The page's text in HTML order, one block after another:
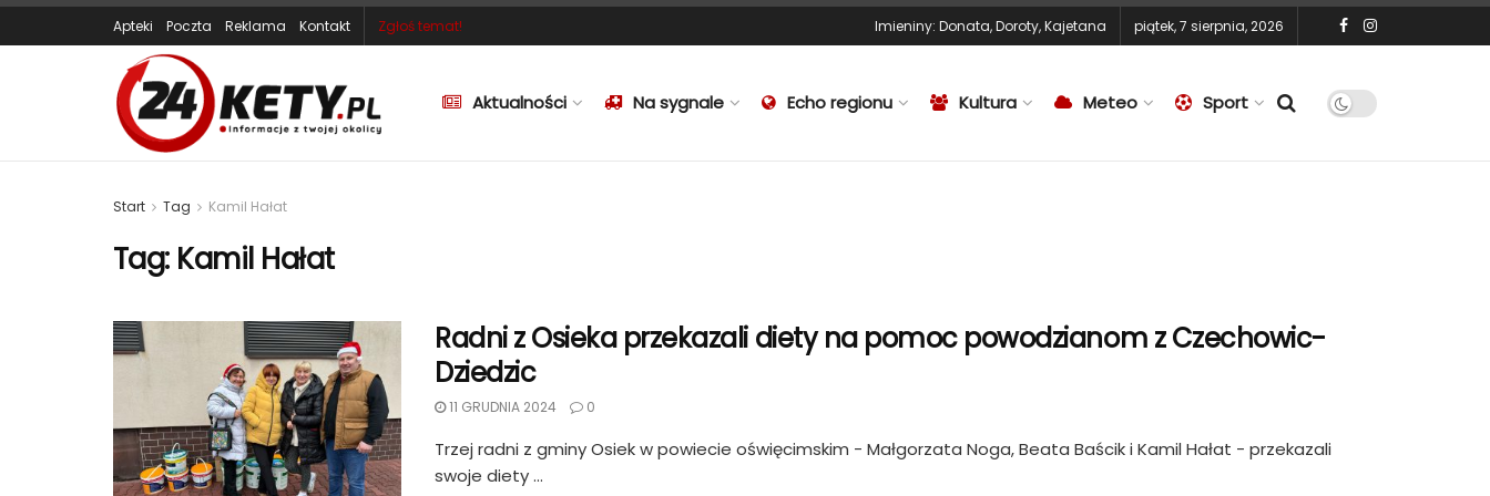
Apteki Poczta Reklama Kontakt Zgłoś temat! Imieniny: Donata,Doroty,Kajetana piątek, 7 sierpnia, 2026
Aktualności Na sygnale Echo regionu Kultura Meteo Sport
Start Tag Kamil Hałat
Tag: Kamil Hałat
Radni z Osieka przekazali diety na pomoc powodzianom z Czechowic-
Dziedzic
11 GRUDNIA 2024 0
Trzej radni z gminy Osiek w powiecie oświęcimskim - Małgorzata Noga, Beata Baścik i Kamil Hałat - przekazali
swoje diety ...